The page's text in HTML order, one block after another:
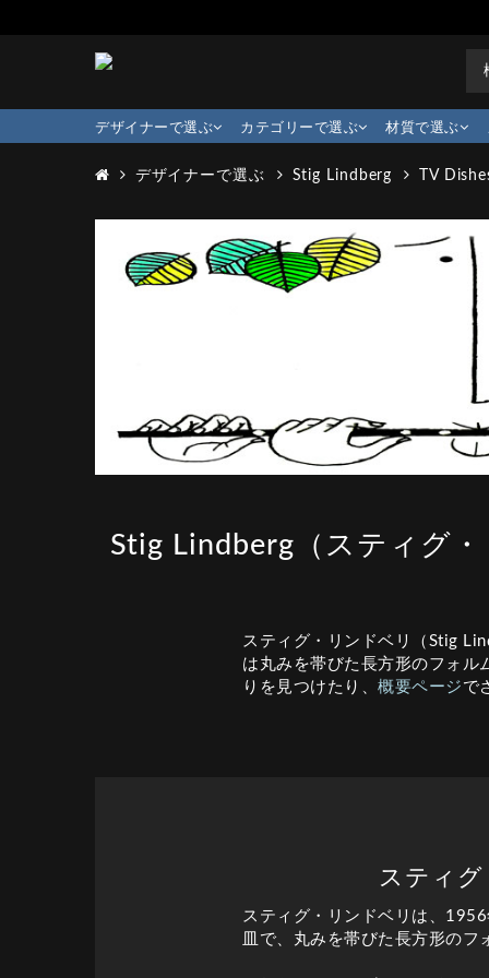
デザイナーで選ぶ カテゴリーで選ぶ 材質で選ぶ
デザイナーで選ぶ Stig Lindberg TV
Stig Lindberg（スティグ
スティグ・リンドベリ（Stig
は丸みを帯びた長方形のフォル
りを見つけたり、 概要ページ で
スティ
スティグ・リンドベリは、
皿で、丸みを帯びた長方形の